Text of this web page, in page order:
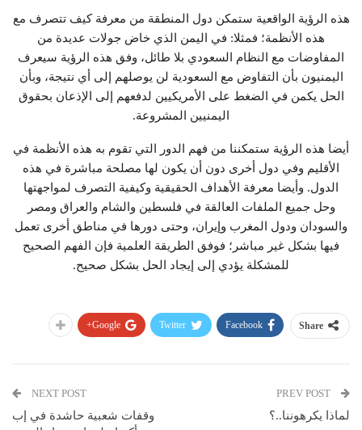
هذه الرؤية الواقعية ستمكن دول المنطقة من معرفة كيف تتصرف مع
هذه الأنظمة؛ فمثلا: في اليمن الذي خاض جولات عديدة من
المفاوضات مع النظام السعودي بلا طائل، وفق هذه الرؤية سيعرف
اليمنيون بأن التفاوض مع السعودية لن يوصلهم إلى أي نتيجة، وبأن
الحل يكمن في الضغط على الأمريكيين لدفعهم إلى الإذعان بحقوق
اليمنيين المشروعة.
أيضا هذه الرؤية ستمكننا من فهم الدور التي تقوم به هذه الأنظمة في
الأقليم وفي دول أخرى دون أن يكون لها مصلحة مباشرة في هذه
الدول. وأيضا معرفة الأهداف الحقيقية وكيفية التصرف لمواجهتها
وحل جميع الملفات العالقة في فلسطين والشام والعراق ومصر
والسودان ودول المغرب وإيران، وحتى دورها في مناطق أخرى تعمل
فيها بشكل غير مباشر؛ فوفق الطريقة العلمية فإن الفهم الصحيح
للمشكلة يؤدي إلى إيجاد الحل بشكل صحيح.
Share
Facebook
Twitter
Google+
لماذا يكرهوننا..؟
NEXT POST
وقفات شعبية حاشدة في إب